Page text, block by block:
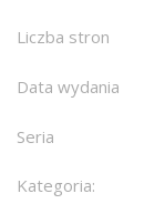
Liczba stron
Data wydania
Seria
Kategoria: